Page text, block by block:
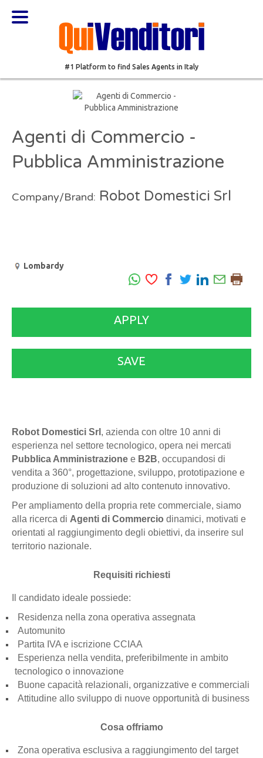
#1 Platform to find Sales Agents in Italy
Agenti di Commercio -
Pubblica Amministrazione
Company/Brand: Robot Domestici Srl
Lombardy
APPLY
SAVE
Robot Domestici Srl , azienda con oltre 10 anni di
esperienza nel settore tecnologico, opera nei mercati
Pubblica Amministrazione e B2B, occupandosi di
vendita a 360°, progettazione, sviluppo, prototipazione e
produzione di soluzioni ad alto contenuto innovativo.
Per ampliamento della propria rete commerciale, siamo
alla ricerca di Agenti di Commercio dinamici, motivati e
orientati al raggiungimento degli obiettivi, da inserire sul
territorio nazionale.
Requisiti richiesti
Il candidato ideale possiede:
Residenza nella zona operativa assegnata
Automunito
Partita IVA e iscrizione CCIAA
Esperienza nella vendita, preferibilmente in ambito
tecnologico o innovazione
Buone capacità relazionali, organizzative e commerciali
Attitudine allo sviluppo di nuove opportunità di business
Cosa offriamo
Zona operativa esclusiva a raggiungimento del target